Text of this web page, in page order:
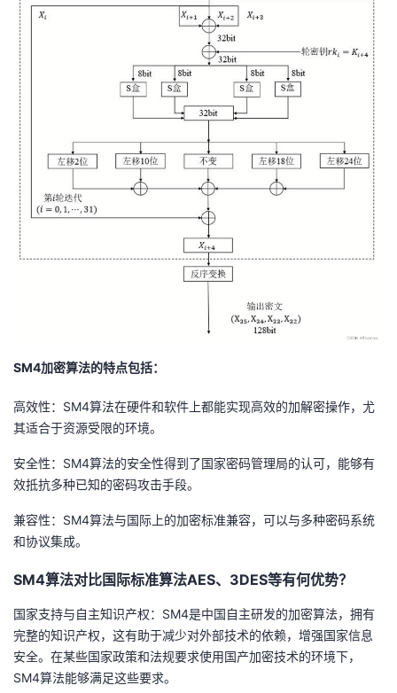
者
课
程
的
认
我
的
我
支
术
支
云
声
SM4加密算法的特点包括：
高效性：SM4算法在硬件和软件上都能实现高效的加解密操作，尤
其适合于资源受限的环境。
安全性：SM4算法的安全性得到了国家密码管理局的认可，能够有
效抵抗多种已知的密码攻击手段。
兼容性：SM4算法与国际上的加密标准兼容，可以与多种密码系统
和协议集成。
SM4算法对比国际标准算法AES、3DES等有何优势？
国家支持与自主知识产权：SM4是中国自主研发的加密算法，拥有
完整的知识产权，这有助于减少对外部技术的依赖，增强国家信息
安全。在某些国家政策和法规要求使用国产加密技术的环境下，
SM4算法能够满足这些要求。